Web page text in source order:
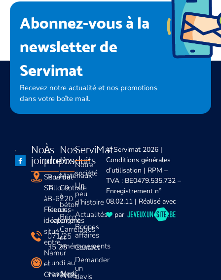
Abonnez-vous à la
newsletter de
Servimat
Recevez notre actualité et nos promotions
dans votre boîte mail.
Nous
joindre
Rue du
Tilloi 9,
B-6220
Fleurus-
Heppignies
071/25
35 25
Lundi au
vendredi
À
propos
Servimat
SA
à
Fleurus,
idéalement
situé
entre
Namur
et
Charleroi,
Nos
Produits
Matériaux
Centrale
à
béton
Brico
Carrelages
et
aménagements
Nos
ServiMat
Notre
société
Un
peu
d’histoire
Actualités
Bonnes
affaires
Contact
Demander
un
devis
© Servimat 2026 |
Conditions générales
d’utilisation | RPM –
TVA : BE0479.535.732 –
Enregistrement n°
08.02.11 | Réalisé avec
par